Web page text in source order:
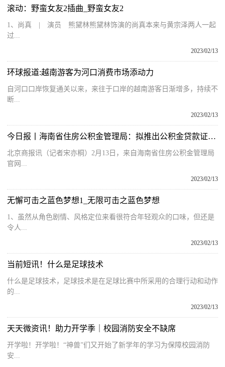
滚动：野蛮女友2插曲_野蛮女友2
1、尚真 | 演员 熊黛林熊黛林饰演的尚真本来与黄宗泽两人一起
过...
2023/02/13
环球报道:越南游客为河口消费市场添动力
自河口口岸恢复通关以来，来往于口岸的越南游客日渐增多，持续不
断...
2023/02/13
今日报丨海南省住房公积金管理局：拟推出公积金贷款证券化及贴息贷款
北京商报讯（记者宋亦桐）2月13日，来自海南省住房公积金管理局
官网...
2023/02/13
无懈可击之蓝色梦想1_无限可击之蓝色梦想
1、虽然从角色剧情、风格定位来看很符合年轻观众的口味，但还是
令人...
2023/02/13
当前短讯！什么是足球技术
什么是足球技术，足球技术是在足球比赛中所采用的合理行动和动作
的...
2023/02/13
天天微资讯！助力开学季｜校园消防安全不缺席
开学啦！开学啦！“神兽”们又开始了新学年的学习为保障校园消防
安...